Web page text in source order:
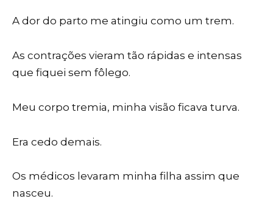
A dor do parto me atingiu como um trem.
As contrações vieram tão rápidas e intensas
que fiquei sem fôlego.
Meu corpo tremia, minha visão ficava turva.
Era cedo demais.
Os médicos levaram minha filha assim que
nasceu.